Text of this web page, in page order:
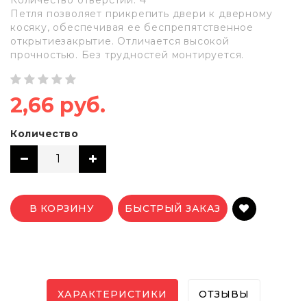
Петля позволяет прикрепить двери к дверному
косяку, обеспечивая ее беспрепятственное
открытиезакрытие. Отличается высокой
прочностью. Без трудностей монтируется.
2,66 руб.
Количество
В КОРЗИНУ БЫСТРЫЙ ЗАКАЗ
ХАРАКТЕРИСТИКИ ОТЗЫВЫ